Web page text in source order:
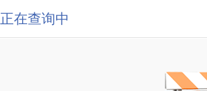
正在查询中